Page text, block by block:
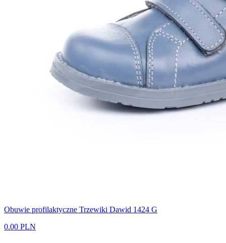
Obuwie profilaktyczne Trzewiki Dawid 1424 G
0.00 PLN